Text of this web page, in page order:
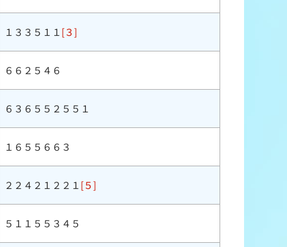
１３３５１１ [３]
６６２５４６
６３６５５２５５１
１６５５６６３
２２４２１２２１ [５]
５１１５５３４５